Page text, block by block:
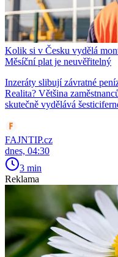
Kolik si v Česku vydělá
Měsíční plat je neuvěřitelný
Inzeráty slibují závratné
Realita? Většina
skutečně vydělává
FAJNTIP.cz
dnes, 04:30
3 min
Reklama